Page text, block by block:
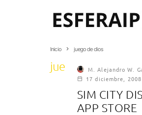
Inicio juego de dios
juego de dios
M. Alejandro W.
17 diciembre, 2008
SIM CITY
APP STORE